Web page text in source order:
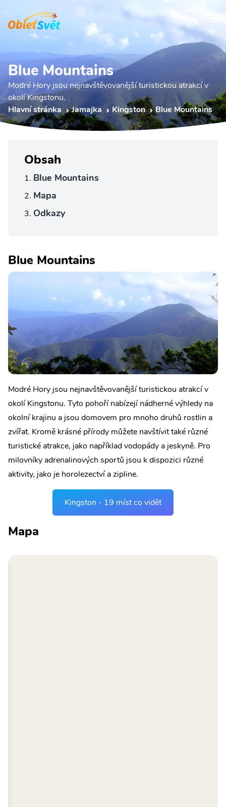
Blue Mountains
Modré Hory jsou nejnavštěvovanější turistickou atrakcí v
okolí Kingstonu.
Hlavní stránka
Jamajka Kingston Blue Mountains
Obsah
Blue Mountains
Mapa
Odkazy
Blue Mountains
Modré Hory jsou nejnavštěvovanější turistickou atrakcí v
okolí Kingstonu. Tyto pohoří nabízejí nádherné výhledy na
okolní krajinu a jsou domovem pro mnoho druhů rostlin a
zvířat. Kromě krásné přírody můžete navštívit také různé
turistické atrakce, jako například vodopády a jeskyně. Pro
milovníky adrenalinových sportů jsou k dispozici různé
aktivity, jako je horolezectví a zipline.
Kingston - 19 míst co vidět
Mapa